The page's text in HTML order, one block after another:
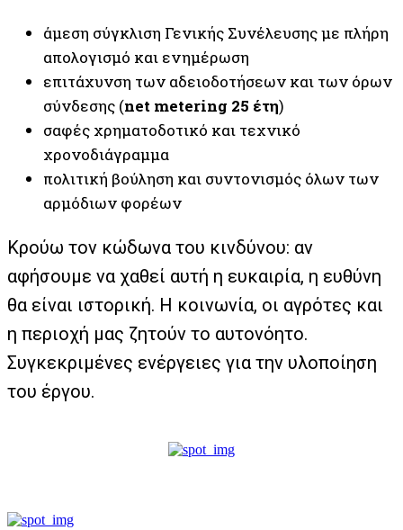
άμεση σύγκλιση Γενικής Συνέλευσης με πλήρη
απολογισμό και ενημέρωση
επιτάχυνση των αδειοδοτήσεων και των όρων
σύνδεσης (net metering 25 έτη)
σαφές χρηματοδοτικό και τεχνικό
χρονοδιάγραμμα
πολιτική βούληση και συντονισμός όλων των
αρμόδιων φορέων
Κρούω τον κώδωνα του κινδύνου: αν
αφήσουμε να χαθεί αυτή η ευκαιρία, η ευθύνη
θα είναι ιστορική. Η κοινωνία, οι αγρότες και
η περιοχή μας ζητούν το αυτονόητο.
Συγκεκριμένες ενέργειες για την υλοποίηση
του έργου.